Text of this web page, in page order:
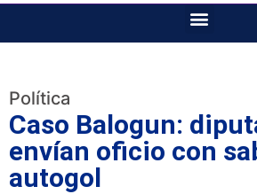
Política
Caso Balogun:
envían oficio con
autogol